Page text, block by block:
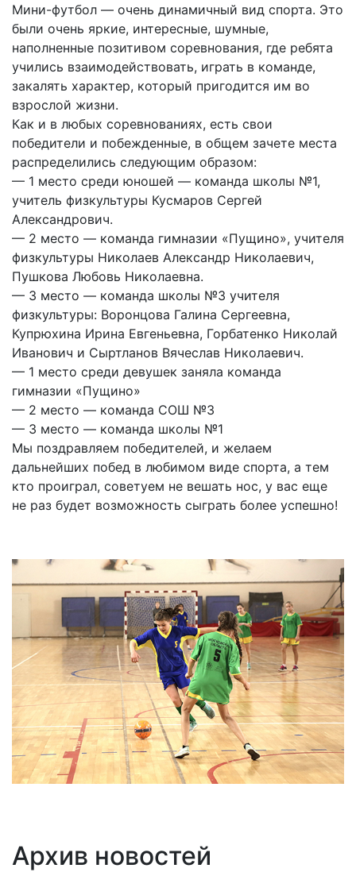
Мини-футбол — очень динамичный вид спорта. Это
были очень яркие, интересные, шумные,
наполненные позитивом соревнования, где ребята
учились взаимодействовать, играть в команде,
закалять характер, который пригодится им во
взрослой жизни.
Как и в любых соревнованиях, есть свои
победители и побежденные, в общем зачете места
распределились следующим образом:
— 1 место среди юношей — команда школы №1,
учитель физкультуры Кусмаров Сергей
Александрович.
— 2 место — команда гимназии «Пущино», учителя
физкультуры Николаев Александр Николаевич,
Пушкова Любовь Николаевна.
— 3 место — команда школы №3 учителя
физкультуры: Воронцова Галина Сергеевна,
Купрюхина Ирина Евгеньевна, Горбатенко Николай
Иванович и Сыртланов Вячеслав Николаевич.
— 1 место среди девушек заняла команда
гимназии «Пущино»
— 2 место — команда СОШ №3
— 3 место — команда школы №1
Мы поздравляем победителей, и желаем
дальнейших побед в любимом виде спорта, а тем
кто проиграл, советуем не вешать нос, у вас еще
не раз будет возможность сыграть более успешно!
Архив новостей